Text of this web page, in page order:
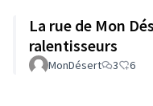
La rue de Mon
ralentisseurs
MonDésert 3 6